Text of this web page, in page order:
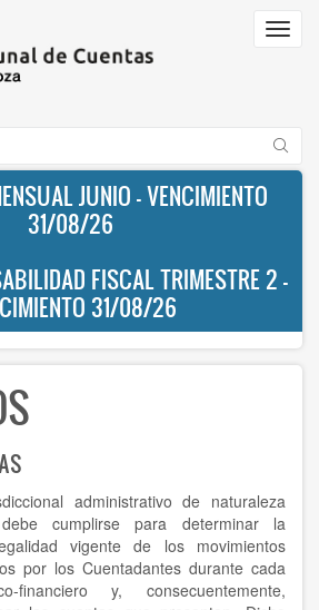
JUNIO - VENCIMIENTO
31/08/26
FISCAL TRIMESTRE 2 -
31/08/26
administrativo de naturaleza
cumplirse para determinar la
vigente de los movimientos
por los Cuentadantes durante cada
financiero y, consecuentemente,